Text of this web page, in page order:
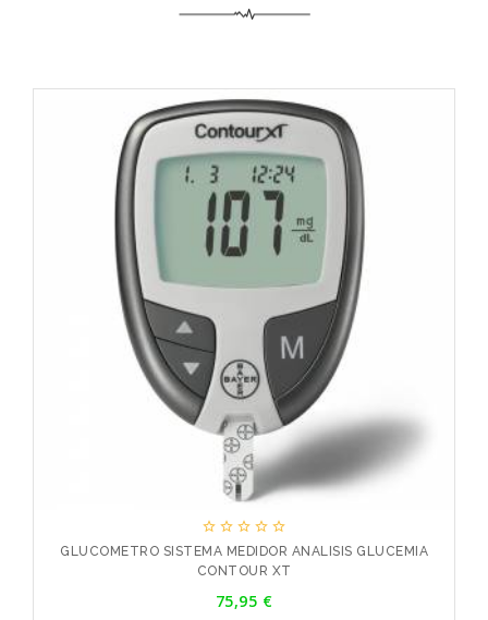
    
GLUCOMETRO SISTEMA MEDIDOR ANALISIS GLUCEMIA
CONTOUR XT
75,95 €